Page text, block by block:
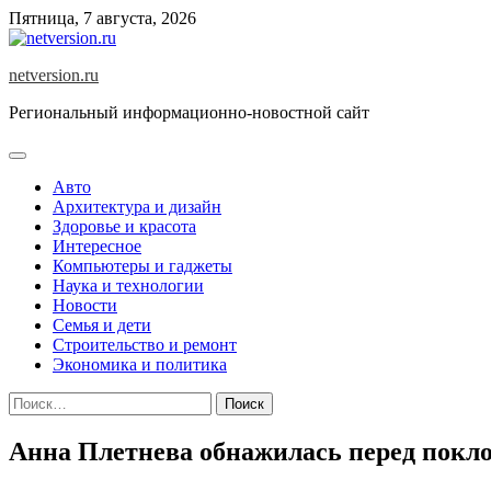
Skip
to
Пятница, 7 августа, 2026
netversion.ru
Региональный информационно-новостной сайт
Авто
Архитектура и дизайн
Здоровье и красота
Интересное
Компьютеры и гаджеты
Наука и технологии
Новости
Семья и дети
Строительство и ремонт
Экономика и политика
Найти:
Анна Плетнева обнажилась перед